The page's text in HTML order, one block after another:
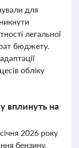
для
легальної
бюджету.
обліку
вплинуть на
2026 року
бензину,